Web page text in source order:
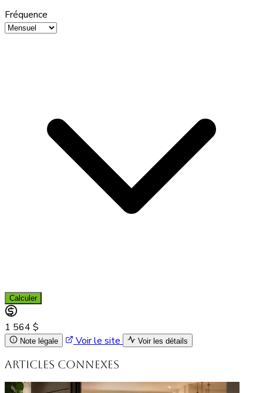
Fréquence
Calculer
1 564 $
Note légale Voir le site Voir les détails
Articles connexes